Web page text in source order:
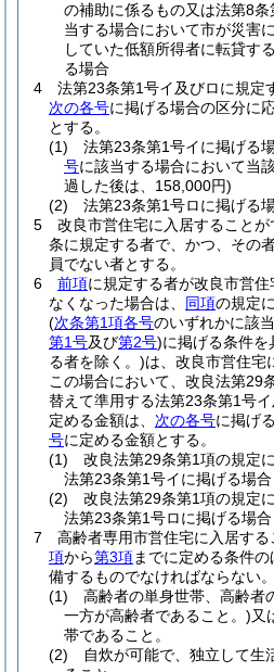
の補助に係るもの又は法第8
当する場合において市が災害
していた低額所得者に転貸す
る場合
4
法第23条第1号イ及びロに規定
次の各号に掲げる場合の区分に
とする。
(1)
法第23条第1号イに掲げる
号に該当する場合において当
過した後は、158,000円)
(2)
法第23条第1号ロに掲げる
5
改良市営住宅に入居すること
条に規定する者で、かつ、その
員でない者とする。
6
前項に規定する者が改良市営
なくなった場合は、 同項の規定
(次条第1項各号のいずれかに該
第1号及び第2号)に掲げる条件を
る者を除く。)は、改良市営住宅
この場合において、改良法第29
替えて準用する法第23条第1号
定める金額は、 次の各号に掲げ
号に定める金額とする。
(1)
改良法第29条第1項の規定
法第23条第1号イに掲げる場
(2)
改良法第29条第1項の規定
法第23条第1号ロに掲げる場
7
高齢者専用市営住宅に入居する
項から第3項までに定める条件
備するものでなければならない。
(1)
高齢者の単身世帯、高齢者
一方が高齢者であること。)又
帯であること。
(2)
自炊が可能で、独立して生